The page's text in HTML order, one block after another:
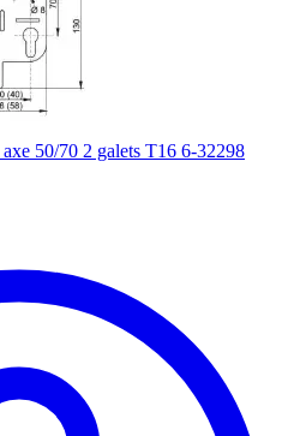
50/70 2 galets T16 6-32298